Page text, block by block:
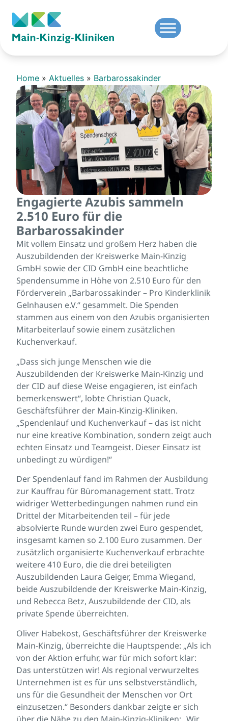
Home » Aktuelles » Barbarossakinder
Engagierte Azubis sammeln
2.510 Euro für die
Barbarossakinder
Mit vollem Einsatz und großem Herz haben die
Auszubildenden der Kreiswerke Main-Kinzig
GmbH sowie der CID GmbH eine beachtliche
Spendensumme in Höhe von 2.510 Euro für den
Förderverein „Barbarossakinder – Pro Kinderklinik
Gelnhausen e.V.“ gesammelt. Die Spenden
stammen aus einem von den Azubis organisierten
Mitarbeiterlauf sowie einem zusätzlichen
Kuchenverkauf.
„Dass sich junge Menschen wie die
Auszubildenden der Kreiswerke Main-Kinzig und
der CID auf diese Weise engagieren, ist einfach
bemerkenswert“, lobte Christian Quack,
Geschäftsführer der Main-Kinzig-Kliniken.
„Spendenlauf und Kuchenverkauf – das ist nicht
nur eine kreative Kombination, sondern zeigt auch
echten Einsatz und Teamgeist. Dieser Einsatz ist
unbedingt zu würdigen!“
Der Spendenlauf fand im Rahmen der Ausbildung
zur Kauffrau für Büromanagement statt. Trotz
widriger Wetterbedingungen nahmen rund ein
Drittel der Mitarbeitenden teil – für jede
absolvierte Runde wurden zwei Euro gespendet,
insgesamt kamen so 2.100 Euro zusammen. Der
zusätzlich organisierte Kuchenverkauf erbrachte
weitere 410 Euro, die die drei beteiligten
Auszubildenden Laura Geiger, Emma Wiegand,
beide Auszubildende der Kreiswerke Main-Kinzig,
und Rebecca Betz, Auszubildende der CID, als
private Spende überreichten.
Oliver Habekost, Geschäftsführer der Kreiswerke
Main-Kinzig, überreichte die Hauptspende: „Als ich
von der Aktion erfuhr, war für mich sofort klar:
Das unterstützen wir! Als regional verwurzeltes
Unternehmen ist es für uns selbstverständlich,
uns für die Gesundheit der Menschen vor Ort
einzusetzen.“ Besonders dankbar zeigte er sich